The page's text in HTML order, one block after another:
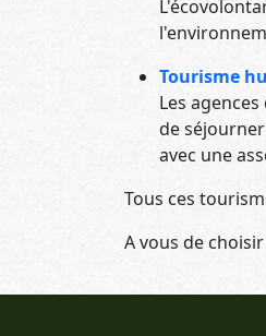
Tourisme
Les
de
avec une
Tous ces
A vous de